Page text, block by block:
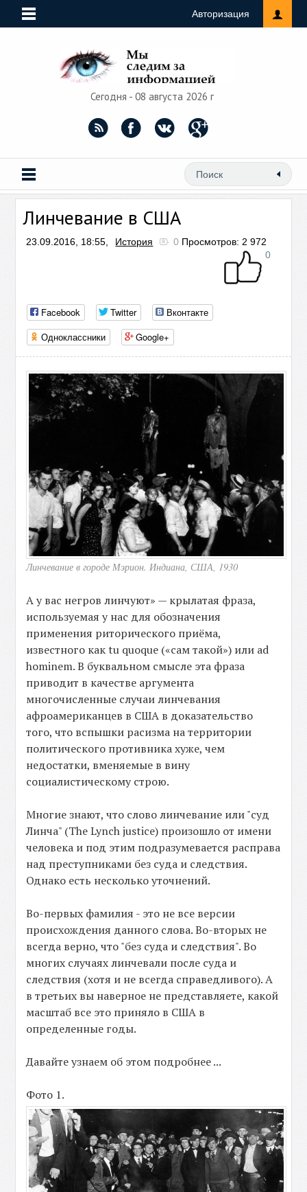
Авторизация
Сегодня - 08 августа 2026 г
Линчевание в США
23.09.2016, 18:55, История 0 Просмотров: 2 972
0
Facebook Twitter
Вконтакте
Одноклассники
Google+
Линчевание в городе Мэрион. Индиана, США, 1930
А у вас негров линчуют» — крылатая фраза,
используемая у нас для обозначения
применения риторического приёма,
известного как tu quoque («сам такой») или ad
hominem. В буквальном смысле эта фраза
приводит в качестве аргумента
многочисленные случаи линчевания
афроамериканцев в США в доказательство
того, что вспышки расизма на территории
политического противника хуже, чем
недостатки, вменяемые в вину
социалистическому строю.
Многие знают, что слово линчевание или "суд
Линча" (The Lynch justice) произошло от имени
человека и под этим подразумевается расправа
над преступниками без суда и следствия.
Однако есть несколько уточнений.
Во-первых фамилия - это не все версии
происхождения данного слова. Во-вторых не
всегда верно, что "без суда и следствия". Во
многих случаях линчевали после суда и
следствия (хотя и не всегда справедливого). А
в третьих вы наверное не представляете, какой
масштаб все это приняло в США в
определенные годы.
Давайте узнаем об этом подробнее ...
Фото 1.